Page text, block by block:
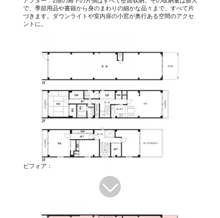
で、季節用品や書籍から身のまわりの細かな品々まで、すべて片
づきます。ダウンライトや室内扉の小窓が奥行ある空間のアクセ
ントに。
ビフォア：